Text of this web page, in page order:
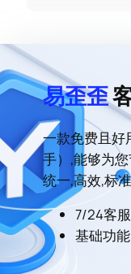
易歪歪
一款免费且好
手）,能够为
统一,高效,标
7/24客
基础功